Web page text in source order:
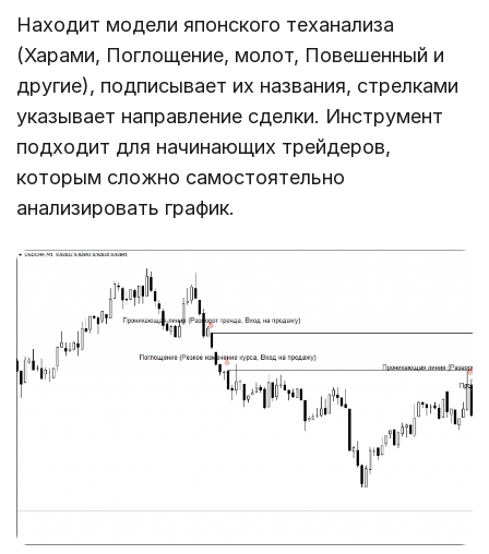
Находит модели японского теханализа
(Харами, Поглощение, молот, Повешенный и
другие), подписывает их названия, стрелками
указывает направление сделки. Инструмент
подходит для начинающих трейдеров,
которым сложно самостоятельно
анализировать график.